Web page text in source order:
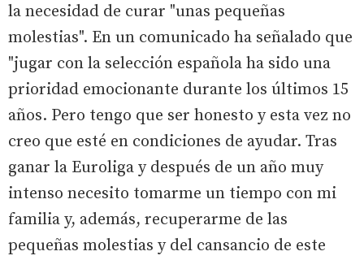
la necesidad de curar "unas pequeñas
molestias". En un comunicado ha señalado que
"jugar con la selección española ha sido una
prioridad emocionante durante los últimos 15
años. Pero tengo que ser honesto y esta vez no
creo que esté en condiciones de ayudar. Tras
ganar la Euroliga y después de un año muy
intenso necesito tomarme un tiempo con mi
familia y, además, recuperarme de las
pequeñas molestias y del cansancio de este